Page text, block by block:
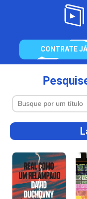
CONTRATE JÁ